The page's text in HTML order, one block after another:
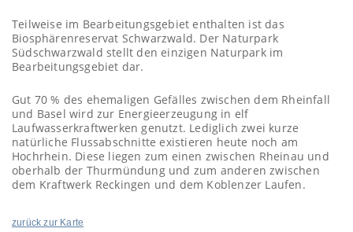
Teilweise im Bearbeitungsgebiet enthalten ist das
Biosphärenreservat Schwarzwald. Der Naturpark
Südschwarzwald stellt den einzigen Naturpark im
Bearbeitungsgebiet dar.
Gut 70 % des ehemaligen Gefälles zwischen dem Rheinfall
und Basel wird zur Energieerzeugung in elf
Laufwasserkraftwerken genutzt. Lediglich zwei kurze
natürliche Flussabschnitte existieren heute noch am
Hochrhein. Diese liegen zum einen zwischen Rheinau und
oberhalb der Thurmündung und zum anderen zwischen
dem Kraftwerk Reckingen und dem Koblenzer Laufen.
zurück zur Karte